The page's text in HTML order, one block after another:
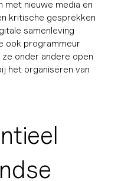
met nieuwe media en
kritische gesprekken
samenleving
ook programmeur
onder andere open
het organiseren van